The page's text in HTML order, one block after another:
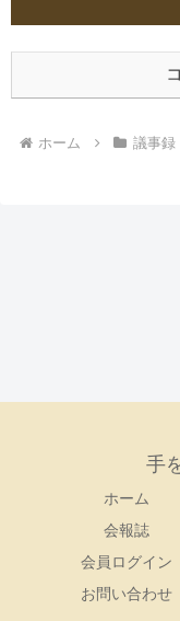
ホーム 議事録
手
ホーム
会報誌
会員ログイン
お問い合わせ